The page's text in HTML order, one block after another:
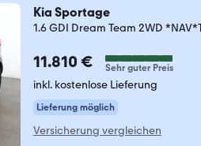
Kia Sportage
1.6 GDI Dream Team 2WD
11.810 € Sehr guter Preis
inkl. kostenlose Lieferung
Lieferung möglich
Versicherung vergleichen